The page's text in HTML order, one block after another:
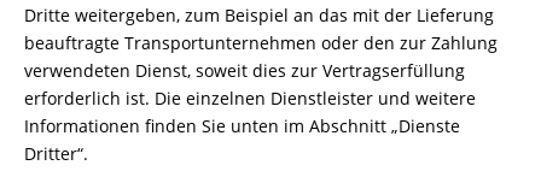
Dritte weitergeben, zum Beispiel an das mit der Lieferung
beauftragte Transportunternehmen oder den zur Zahlung
verwendeten Dienst, soweit dies zur Vertragserfüllung
erforderlich ist. Die einzelnen Dienstleister und weitere
Informationen finden Sie unten im Abschnitt „Dienste
Dritter“.